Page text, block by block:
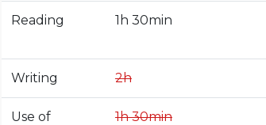
Reading 1h 30min
Writing 2h
Use of
1h 30min